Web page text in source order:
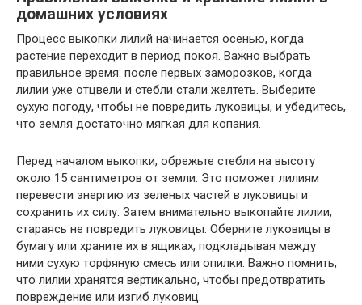
домашних условиях
Процесс выкопки лилий начинается осенью, когда
растение переходит в период покоя. Важно выбрать
правильное время: после первых заморозков, когда
лилии уже отцвели и стебли стали желтеть. Выберите
сухую погоду, чтобы не повредить луковицы, и убедитесь,
что земля достаточно мягкая для копания.
Перед началом выкопки, обрежьте стебли на высоту
около 15 сантиметров от земли. Это поможет лилиям
перевести энергию из зеленых частей в луковицы и
сохранить их силу. Затем внимательно выкопайте лилии,
стараясь не повредить луковицы. Оберните луковицы в
бумагу или храните их в ящиках, подкладывая между
ними сухую торфяную смесь или опилки. Важно помнить,
что лилии хранятся вертикально, чтобы предотвратить
повреждение или изгиб луковиц.